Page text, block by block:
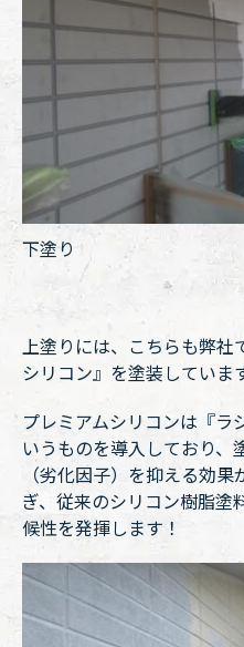
下塗り
上塗りには、こちらも弊社
シリコン』を塗装していま
プレミアムシリコンは『ラ
いうものを導入しており、
（劣化因子）を抑える効
ぎ、従来のシリコン樹脂塗
候性を発揮します！